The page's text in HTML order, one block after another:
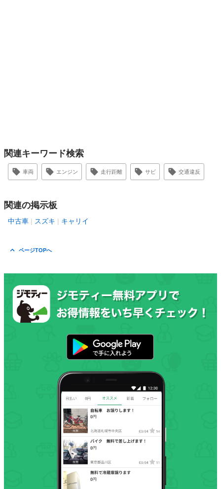
関連キーワード検索
車両 エンジン 走行距離 サビ 交通違反
関連の掲示板
中古車 スズキ キャリイ
ページTOPへ